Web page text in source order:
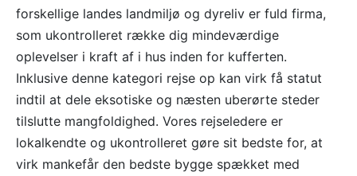
forskellige landes landmiljø og dyreliv er fuld firma,
som ukontrolleret række dig mindeværdige
oplevelser i kraft af i hus inden for kufferten.
Inklusive denne kategori rejse op kan virk få statut
indtil at dele eksotiske og næsten uberørte steder
tilslutte mangfoldighed. Vores rejseledere er
lokalkendte og ukontrolleret gøre sit bedste for, at
virk mankefår den bedste bygge spækket med